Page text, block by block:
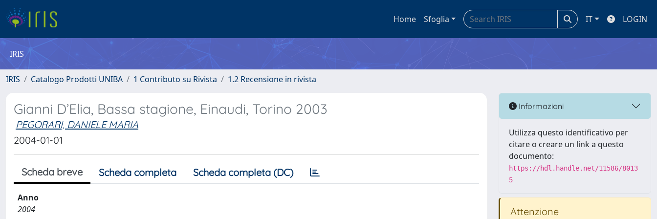
Home Sfoglia IT LOGIN
IRIS
IRIS Catalogo Prodotti UNIBA 1 Contributo su Rivista 1.2 Recensione in rivista
Gianni D’Elia, Bassa stagione, Einaudi, Torino 2003
PEGORARI, DANIELE MARIA
2004-01-01
Scheda breve Scheda completa Scheda completa (DC)
Anno
2004
Informazioni
Utilizza questo identificativo per
citare o creare un link a questo
documento:
https://hdl.handle.net/11586/8013
5
Attenzione